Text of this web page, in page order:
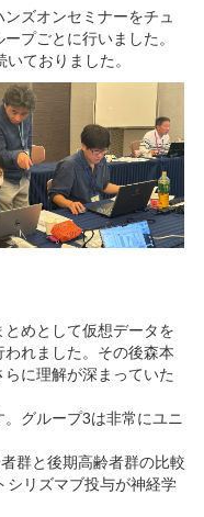
ズオンセミナーをチュ
プごとに行いました。
ておりました。
めとして仮想データを
れました。その後森本
に理解が深まっていた
グループ3は非常にユニ
群と後期高齢者群の比較
シリズマブ投与が神経学